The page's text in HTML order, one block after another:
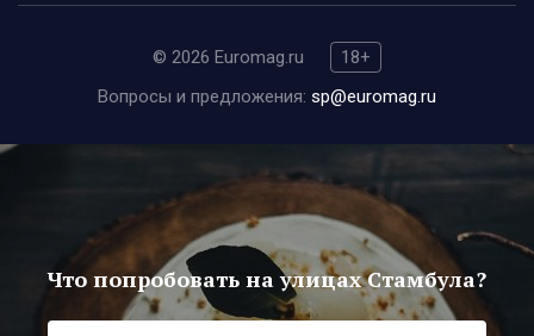
© 2026 Euromag.ru
18+
Вопросы и предложения: sp@euromag.ru
Что попробовать на улицах Стамбула?